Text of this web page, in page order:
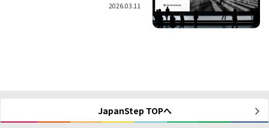
2026.03.11
JapanStep TOPへ